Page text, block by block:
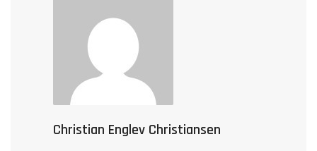
Christian Englev Christiansen